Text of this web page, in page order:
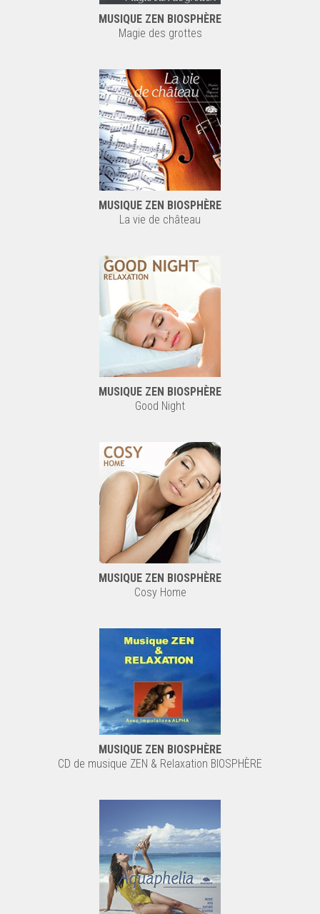
MUSIQUE ZEN BIOSPHÈRE
Magie des grottes
MUSIQUE ZEN BIOSPHÈRE
La vie de château
MUSIQUE ZEN BIOSPHÈRE
Good Night
MUSIQUE ZEN BIOSPHÈRE
Cosy Home
MUSIQUE ZEN BIOSPHÈRE
CD de musique ZEN & Relaxation BIOSPHÈRE